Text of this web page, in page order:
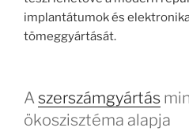
implantátumok és
tömeggyártását.
Aszerszámgyártás
ökoszisztéma alapja